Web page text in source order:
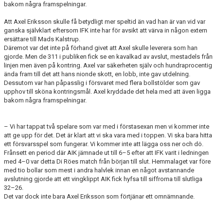
bakom några framspelningar.
Att Axel Eriksson skulle få betydligt mer speltid än vad han är van vid var
ganska självklart eftersom IFK inte har för avsikt att värva in någon extern
ersättare till Mads Kalstrup.
Däremot var det inte på förhand givet att Axel skulle leverera som han
gjorde. Men de 311 i publiken fick se en kavalkad av avslut, mestadels från
linjen men även på kontring. Axel var säkerheten själv och hundraprocentig
ända fram till det att hans nionde skott, en lobb, inte gav utdelning.
Dessutom var han påpasslig i försvaret med flera bollstölder som gav
upphov till sköna kontringsmål. Axel kryddade det hela med att även ligga
bakom några framspelningar.
– Vi har tappat två spelare som var med i förstasexan men vi kommer inte
att ge upp för det. Det är klart att vi ska vara med i toppen. Vi ska bara hitta
ett försvarsspel som fungerar. Vi kommer inte att lägga oss ner och dö.
Frånsett en period där AIK jämnade ut till 6–5 efter att IFK varit i ledningen
med 4–0 var detta Di Röes match från början till slut. Hemmalaget var före
med tio bollar som mest i andra halvlek innan en något avstannande
avslutning gjorde att ett vingklippt AIK fick hyfsa till siffrorna till slutliga
32–26.
Det var dock inte bara Axel Eriksson som förtjänar ett omnämnande.